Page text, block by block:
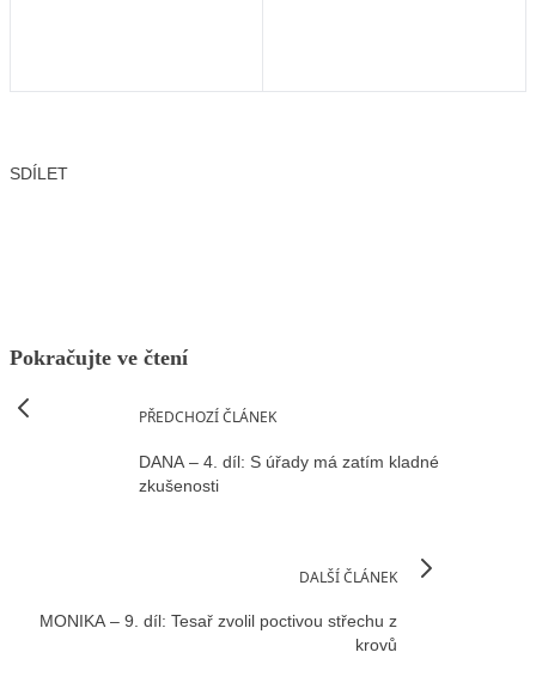
SDÍLET
Pokračujte ve čtení
PŘEDCHOZÍ ČLÁNEK
DANA – 4. díl: S úřady má zatím kladné
zkušenosti
DALŠÍ ČLÁNEK
MONIKA – 9. díl: Tesař zvolil poctivou střechu z
krovů